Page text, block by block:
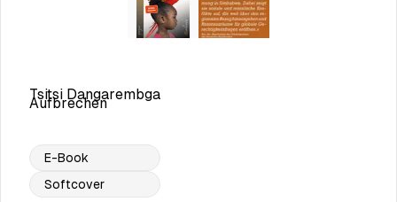
Tsitsi Dangarembga
Aufbrechen
E-Book
Softcover